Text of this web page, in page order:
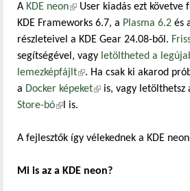
A KDE neon(külső hivatkozás)
User kiadás ezt követve
KDE Frameworks 6.7, a Plasma 6.2 és
részleteivel a KDE Gear 24.08-ből.
segítségével, vagy letöltheted a
lemezképfájlt(külső hivatkozás)
. Ha csak ki akarod
a Docker képeket(külső hivatkozás)
is, vagy letölthetsz
Store-bó(külső hivatkozás)
l is.
A fejlesztők így vélekednek a KDE
Mi is az a KDE neon?